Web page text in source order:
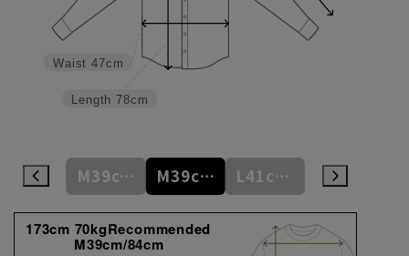
Length 78cm
Waist 47cm
M39cm/82cm M39cm/84cm L41cm/82cm
173cm 70kgRecommended
M39cm/84cm